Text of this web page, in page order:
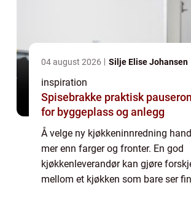
04 august 2026 Silje Elise Johansen
inspiration
Spisebrakke praktisk pauserom på hjul
for byggeplass og anlegg
Å velge ny kjøkkeninnredning
mer enn farger og fronter. En god
kjøkkenleverandør kan gjøre
mellom et kjøkken som bare ser